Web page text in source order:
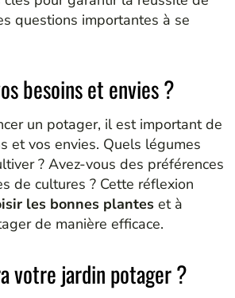
questions importantes à se
besoins et envies ?
un potager, il est important de
et vos envies. Quels légumes
? Avez-vous des préférences
de cultures ? Cette réflexion
les bonnes plantes et à
de manière efficace.
votre jardin potager ?